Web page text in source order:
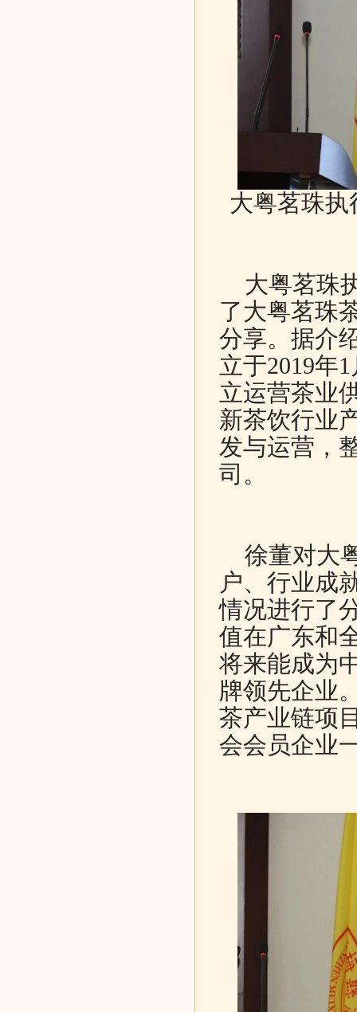
大粤茗珠
大粤茗珠
了大粤茗珠
分享。据介
立于2019年
立运营茶业
新茶饮行业
发与运营，
司。
徐董对大
户、行业成
情况进行了
值在广东和
将来能成为
牌领先企业
茶产业链项
会会员企业